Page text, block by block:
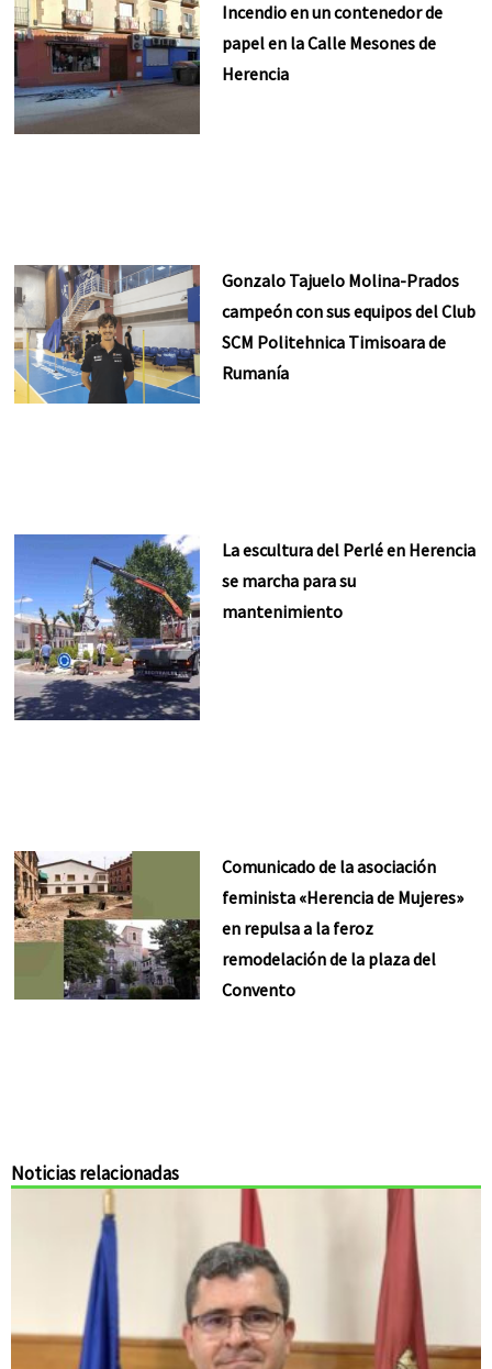
Incendio en un contenedor de
papel en la Calle Mesones de
Herencia
Gonzalo Tajuelo Molina-Prados
campeón con sus equipos del Club
SCM Politehnica Timisoara de
Rumanía
La escultura del Perlé en Herencia
se marcha para su
mantenimiento
Comunicado de la asociación
feminista «Herencia de Mujeres»
en repulsa a la feroz
remodelación de la plaza del
Convento
Noticias relacionadas